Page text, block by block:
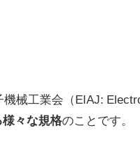
械工業会（EIAJ:
々な規格のことです。